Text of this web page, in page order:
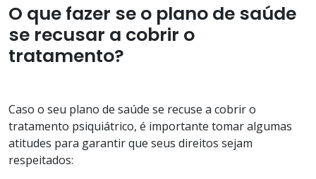
O que fazer se o plano de saúde
se recusar a cobrir o
tratamento?
Caso o seu plano de saúde se recuse a cobrir o
tratamento psiquiátrico, é importante tomar algumas
atitudes para garantir que seus direitos sejam
respeitados: